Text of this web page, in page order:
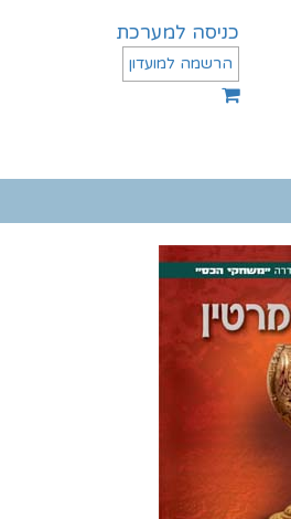
כניסה למערכת
הרשמה למועדון